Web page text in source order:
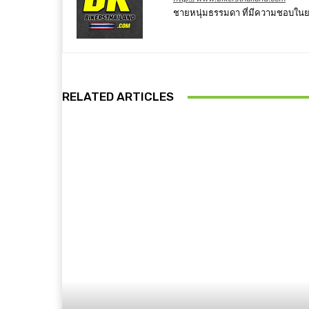
ชายหนุ่มธรรมดา ที่มีความชอบใน
RELATED ARTICLES